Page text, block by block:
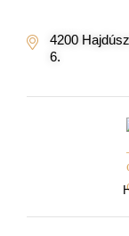
4200
6.